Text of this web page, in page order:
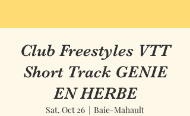
Club Freestyles VTT
Short Track GENIE
EN HERBE
Sat, Oct 26
  |
Baie-Mahault